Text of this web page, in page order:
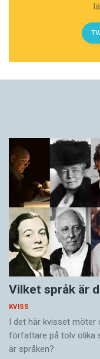
Vilket språk är
KVISS
I det här kvisset möter
författare på tolv olika
är språken?